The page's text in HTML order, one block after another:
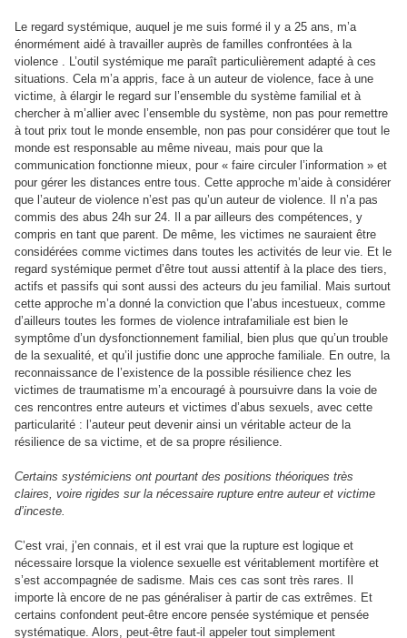
Le regard systémique, auquel je me suis formé il y a 25 ans, m’a
énormément aidé à travailler auprès de familles confrontées à la
violence . L’outil systémique me paraît particulièrement adapté à ces
situations. Cela m’a appris, face à un auteur de violence, face à une
victime, à élargir le regard sur l’ensemble du système familial et à
chercher à m’allier avec l’ensemble du système, non pas pour remettre
à tout prix tout le monde ensemble, non pas pour considérer que tout le
monde est responsable au même niveau, mais pour que la
communication fonctionne mieux, pour « faire circuler l’information » et
pour gérer les distances entre tous. Cette approche m’aide à considérer
que l’auteur de violence n’est pas qu’un auteur de violence. Il n’a pas
commis des abus 24h sur 24. Il a par ailleurs des compétences, y
compris en tant que parent. De même, les victimes ne sauraient être
considérées comme victimes dans toutes les activités de leur vie. Et le
regard systémique permet d’être tout aussi attentif à la place des tiers,
actifs et passifs qui sont aussi des acteurs du jeu familial. Mais surtout
cette approche m’a donné la conviction que l’abus incestueux, comme
d’ailleurs toutes les formes de violence intrafamiliale est bien le
symptôme d’un dysfonctionnement familial, bien plus que qu’un trouble
de la sexualité, et qu’il justifie donc une approche familiale. En outre, la
reconnaissance de l’existence de la possible résilience chez les
victimes de traumatisme m’a encouragé à poursuivre dans la voie de
ces rencontres entre auteurs et victimes d’abus sexuels, avec cette
particularité : l’auteur peut devenir ainsi un véritable acteur de la
résilience de sa victime, et de sa propre résilience.
Certains systémiciens ont pourtant des positions théoriques très
claires, voire rigides sur la nécessaire rupture entre auteur et victime
d’inceste.
C’est vrai, j’en connais, et il est vrai que la rupture est logique et
nécessaire lorsque la violence sexuelle est véritablement mortifère et
s’est accompagnée de sadisme. Mais ces cas sont très rares. Il
importe là encore de ne pas généraliser à partir de cas extrêmes. Et
certains confondent peut-être encore pensée systémique et pensée
systématique. Alors, peut-être faut-il appeler tout simplement